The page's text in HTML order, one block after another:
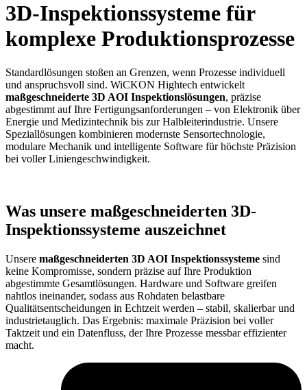
3D-Inspektionssysteme für
komplexe Produktionsprozesse
Standardlösungen stoßen an Grenzen, wenn Prozesse individuell
und anspruchsvoll sind. WiCKON Hightech entwickelt
maßgeschneiderte 3D AOI Inspektionslösungen, präzise
abgestimmt auf Ihre Fertigungsanforderungen – von Elektronik über
Energie und Medizintechnik bis zur Halbleiterindustrie. Unsere
Speziallösungen kombinieren modernste Sensortechnologie,
modulare Mechanik und intelligente Software für höchste Präzision
bei voller Liniengeschwindigkeit.
Was unsere maßgeschneiderten 3D-
Inspektionssysteme auszeichnet
Unsere maßgeschneiderten 3D AOI Inspektionssysteme sind
keine Kompromisse, sondern präzise auf Ihre Produktion
abgestimmte Gesamtlösungen. Hardware und Software greifen
nahtlos ineinander, sodass aus Rohdaten belastbare
Qualitätsentscheidungen in Echtzeit werden – stabil, skalierbar und
industrie­tauglich. Das Ergebnis: maximale Präzision bei voller
Taktzeit und ein Datenfluss, der Ihre Prozesse messbar effizienter
macht.